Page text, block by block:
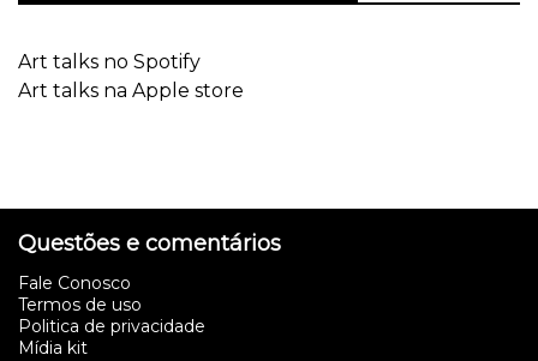
Art talks no Spotify
Art talks na Apple store
Questões e comentários
Fale Conosco
Termos de uso
Politica de privacidade
Mídia kit